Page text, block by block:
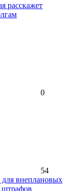
расскажет
0
54
внеплановых
штрафов